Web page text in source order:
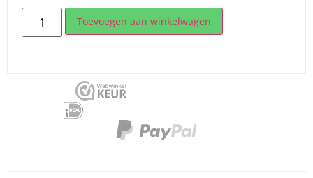
Toevoegen aan winkelwagen